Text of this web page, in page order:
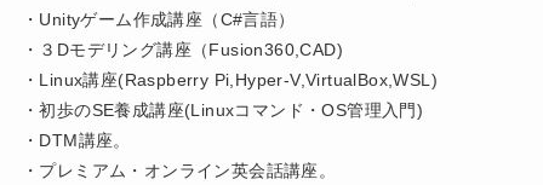
・Unityゲーム作成講座（C#言語）
・３Dモデリング講座（Fusion360,CAD)
・Linux講座(Raspberry Pi,Hyper-V,VirtualBox,WSL)
・初歩のSE養成講座(Linuxコマンド・OS管理入門)
・DTM講座。
・プレミアム・オンライン英会話講座。